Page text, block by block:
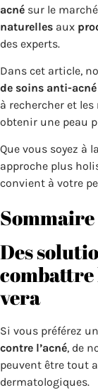
acné sur le
naturelles aux
des experts.
Dans cet article,
de soins anti-acné
à rechercher et les
obtenir une peau
Que vous soyez à
approche plus
convient à votre
Sommaire
Des
combattre
vera
Si vous préférez
contre l’acné, de
peuvent être tout
dermatologiques.